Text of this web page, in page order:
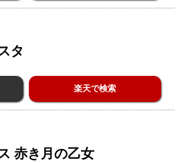
タ
楽天で検索
赤き月の乙女